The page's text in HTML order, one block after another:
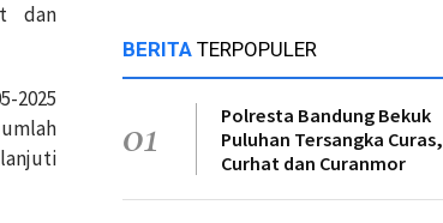
dan
2025
BERITA TERPOPULER
01
Polresta Bandung Bekuk
Puluhan Tersangka Curas,
Curhat dan Curanmor